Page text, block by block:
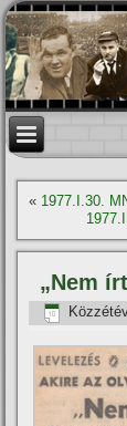
« 1977.I.30.
„Nem